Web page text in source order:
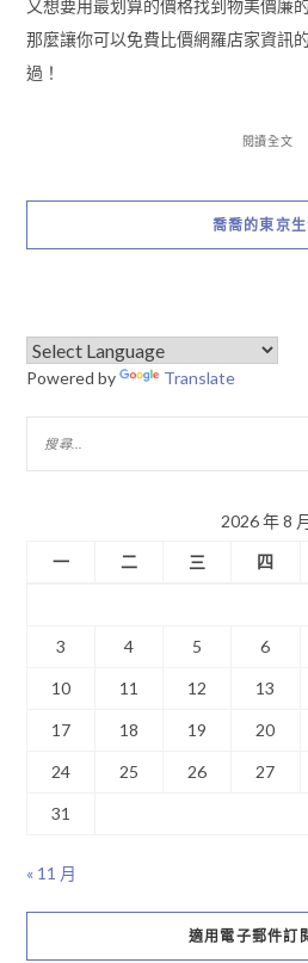
又想要用最划算的價格找到物美價廉
那麼讓你可以免費比價網羅店家資訊
過！
閱讀全文
喬喬的東京
Powered by Translate
2026 年 8
一
二 三 四
3 4 5 6
10 11 12 13
17 18 19 20
24 25 26 27
31
« 11 月
適用電子郵件訂